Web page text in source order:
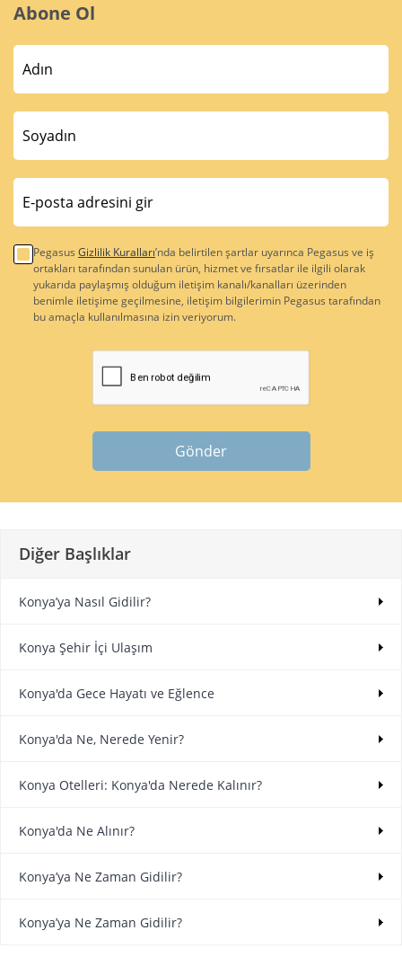
Abone Ol
Pegasus Gizlilik Kuralları’nda belirtilen şartlar uyarınca Pegasus ve iş
ortakları tarafından sunulan ürün, hizmet ve fırsatlar ile ilgili olarak
yukarıda paylaşmış olduğum iletişim kanalı/kanalları üzerinden
benimle iletişime geçilmesine, iletişim bilgilerimin Pegasus tarafından
bu amaçla kullanılmasına izin veriyorum.
Gönder
Diğer Başlıklar
Konya’ya Nasıl Gidilir?
Konya Şehir İçi Ulaşım
Konya'da Gece Hayatı ve Eğlence
Konya'da Ne, Nerede Yenir?
Konya Otelleri: Konya'da Nerede Kalınır?
Konya'da Ne Alınır?
Konya’ya Ne Zaman Gidilir?
Konya’ya Ne Zaman Gidilir?